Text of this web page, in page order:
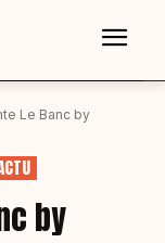
Le Banc by
by